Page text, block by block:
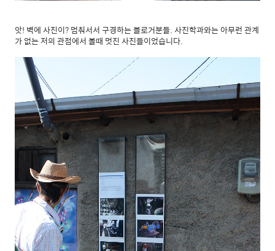
앗! 벽에 사진이? 멈춰서서 구경하는 블로거분들. 사진학과와는 아무런 관계
가 없는 저의 관점에서 볼때 멋진 사진들이었습니다.